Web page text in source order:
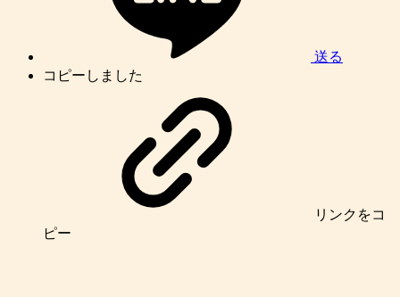
送る
コピーしました
リンク をコ
ピー